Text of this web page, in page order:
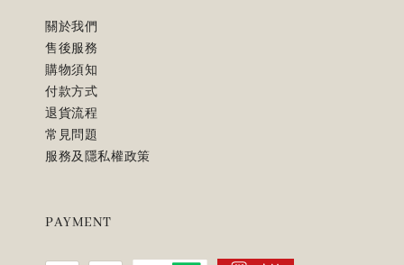
關於我們
售後服務
購物須知
付款方式
退貨流程
常見問題
服務及隱私權政策
PAYMENT